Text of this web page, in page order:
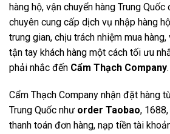
hàng hộ, vận chuyển hàng Trung
chuyên cung cấp dịch vụ nhập hàng
trung gian, chịu trách nhiệm mua
tận tay khách hàng một cách tối ưu
phải nhắc đến Cẩm Thạch Company.
Cẩm Thạch Company nhận đặt hàng
Trung Quốc như order Taobao,
thanh toán đơn hàng, nạp tiền tài